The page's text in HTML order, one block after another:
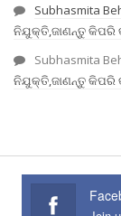
Subhasmita
ନିଯୁକ୍ତି,ଜାଣନ୍ତୁ କିପରି
Subhasmita
ନିଯୁକ୍ତି,ଜାଣନ୍ତୁ କିପରି